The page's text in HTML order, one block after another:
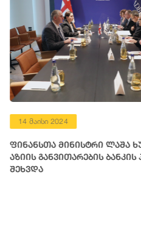
14 მაისი 2024
ფინანსთა მინისტრი ლაშა
აზიის განვითარების
შეხვდა